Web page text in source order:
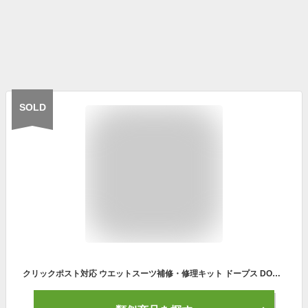
SOLD
クリックポスト対応 ウエットスーツ補修・修理キット ドープス DOPES OH09 ウェットリペアキット サーフィン ウエットボンド 接着剤 ポイント消化